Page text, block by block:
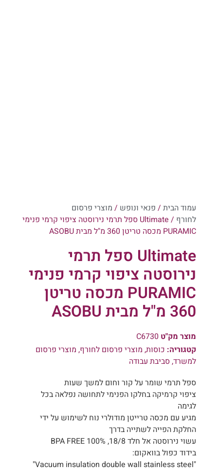
עמוד הבית/פנאי ונופש/מוצרי פרסום
לחורף
/ Ultimate ספל תרמי נירוסטה ציפוי קרמי פנימי
PURAMIC מכסה טריטן 360 מ"ל מבית ASOBU
Ultimate ספל תרמי
נירוסטה ציפוי קרמי פנימי
PURAMIC מכסה טריטן
360 מ"ל מבית ASOBU
מוצר מק"טC6730
קטגוריה:כוסות,מוצרי פרסום לחורף,מוצרי פרסום
למשרד,סביבת עבודה
ספל תרמי שומר על קור וחום למשך שעות
ציפוי קרמיקה בחלקו הפנימי לתחושה נפלאה בכל
לגימה
מגיע עם מכסה טרייטן מודולרי נוח לשימוש על ידי
החלקת הפייה לשתייה בדרך
עשוי נירוסטה אל חלד 18/8, 100% BPA FREE
בידוד כפול בוואקום: